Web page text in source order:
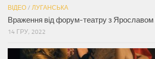
ВІДЕО / ЛУГАНСЬКА
Враження від форум-театру з
14 ГРУ, 2022